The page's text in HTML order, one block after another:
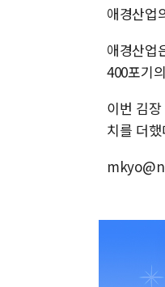
애경산업
애경산업
400포기
이번 김
치를 더